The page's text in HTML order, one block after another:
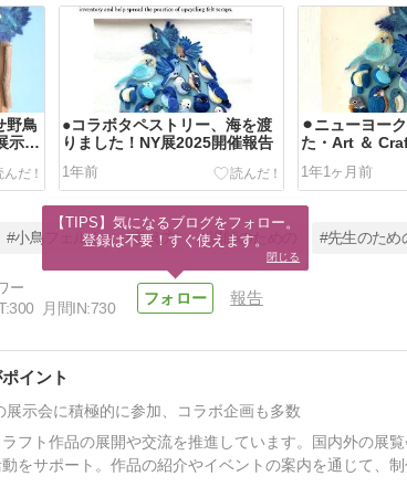
野鳥
示し
●コラボタペストリー、海を渡
りました！NY展2025開催報告
1年前
⚫︎ニューヨー
た・Art ＆
1年1ヶ月前
ク
#小鳥フェルト #教え方 #講師のための #先生のため
300 月間IN:730
報告
イント
展示会に積極的に参加、コラボ企画も多数
フト作品の展開や交流を推進しています。国内外の展
をサポート。作品の紹介やイベントの案内を通じて、
【TIPS】気になるブログをフォロー。
登録は不要！すぐ使えます。
閉じる